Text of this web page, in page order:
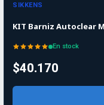
SIKKENS
KIT Barniz Autoclear
En stock
$40.170